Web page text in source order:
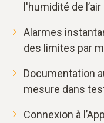
l'humidité de l’air
Alarmes
des limites par
Documentation
mesure dans
Connexion à